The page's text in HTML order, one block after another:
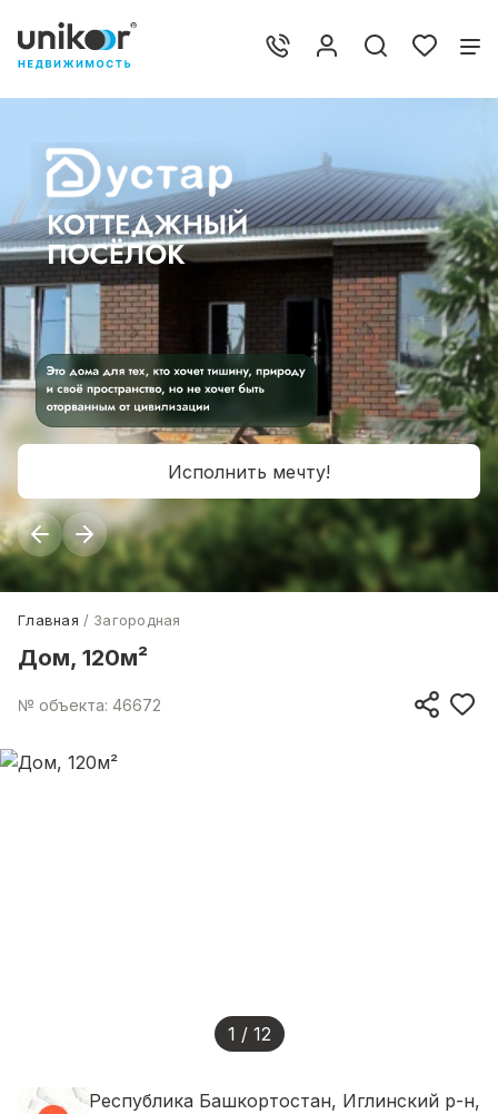
Исполнить мечту!
Главная Загородная
Дом, 120м²
№ объекта: 46672
1 / 12
Республика Башкортостан, Иглинский р-н,